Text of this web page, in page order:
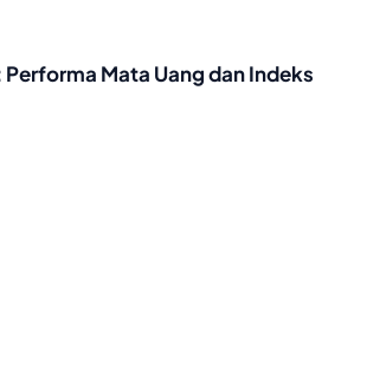
Mata Uang dan Indeks